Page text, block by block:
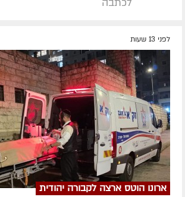
לכתבה
לפני 13 שעות
ארונו הוטס ארצה לקבורה יהודית